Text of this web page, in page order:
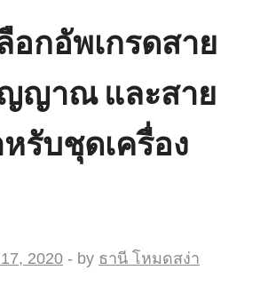
อกอัพเกรดสาย
ญาณ และสาย
รับชุดเครื่อง
2020 - by ธานี โหมดสง่า